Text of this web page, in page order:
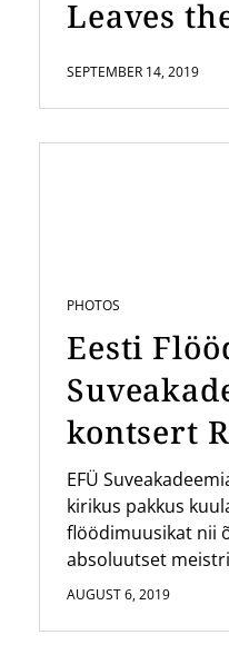
Leaves
SEPTEMBER 14, 2019
PHOTOS
Eesti
kontsert
EFÜ
kirikus pakkus
flöödimuusikat nii
absoluutset
AUGUST 6, 2019